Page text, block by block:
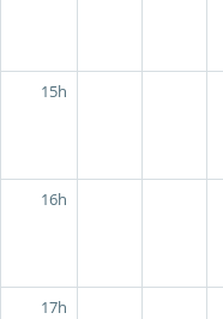
15h
16h
17h